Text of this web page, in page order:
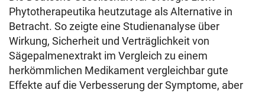
Phytotherapeutika heutzutage als Alternative in
Betracht. So zeigte eine Studienanalyse über
Wirkung, Sicherheit und Verträglichkeit von
Sägepalmenextrakt im Vergleich zu einem
herkömmlichen Medikament vergleichbar gute
Effekte auf die Verbesserung der Symptome, aber